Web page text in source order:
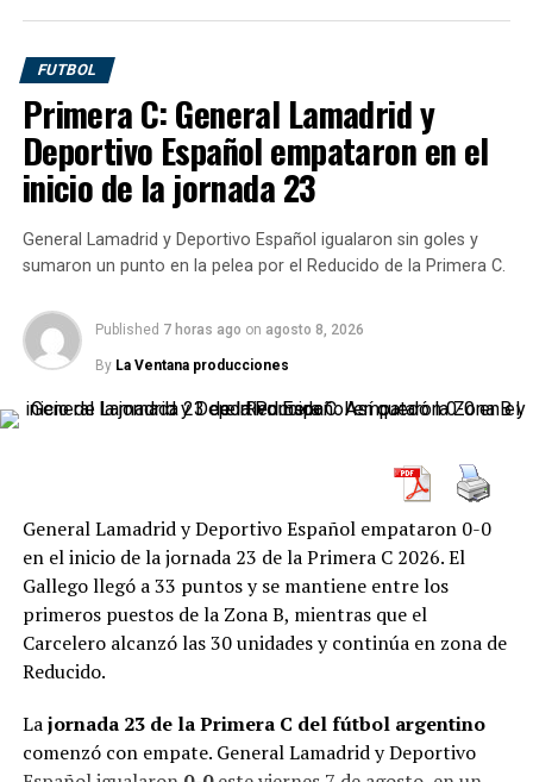
Desde el arranque, el equipo platense mostró que tenía
un plan claro. Empezó a ganarlo en el medio, con
Pioviaportando equilibrio,
acompañando con criterio y una línea ofensiva muy
móvil que no le dio referencias a Rosario Central.
Guido
Carrillo, Tiago Palacios,Joaquín Tobio Burgosy
Mikel Amondarainlastimaron con movimientos
espacios. El Pincha fue agresivo, pero también lúcido.
natural de ese dominio.Tiago Palacios
Carrillo para el1-0, una jugada que reflejó el peso
conseguía acercarse al área rival. El Canalla ya sufría
avance de un rival que jugaba con todas las luces
Poco después, el Pincha amplió la ventaja con otro
golpe determinante.Tiago Palaciosconvirtió el
penal, y en apenas25 minutos el equipo platense ya
había prácticamente liquidado el partido. Ese arranque
demoledor fue demasiado para Rosario Central, que no
rival ni para recuperar la pelota con sentido.
Estudiantes dominaba terreno, juego y resultado con
FUTBOL
Primera C: General Lamadrid y
Deportivo Español empataron en el
inicio de la jornada 23
General Lamadrid y Deportivo Español igualaron sin goles y
sumaron un punto en la pelea por el Reducido de la Primera C.
Published 7 horas ago on agosto 8, 2026
By La Ventana producciones
General Lamadrid y Deportivo Español empataron 0-0
en el inicio de la jornada 23 de la Primera C 2026. El
Gallego llegó a 33 puntos y se mantiene entre los
primeros puestos de la Zona B, mientras que el
Carcelero alcanzó las 30 unidades y continúa en zona de
Reducido.
Lajornada 23 de la Primera C del fútbol argentino
comenzó con empate. General Lamadrid y Deportivo